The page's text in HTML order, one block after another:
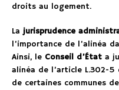
droits au logement.
Lajurisprudence
l’importance de l’alinéa
Ainsi, le Conseil d’État a
alinéa de l’article L.302-5
de certaines communes